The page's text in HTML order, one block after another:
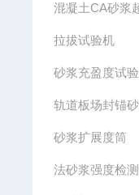
混凝土CA砂浆
拉拔试验机
砂浆充盈度试
轨道板场封锚
砂浆扩展度筒
法砂浆强度检